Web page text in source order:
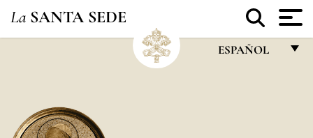
La SANTA SEDE
ESPAÑOL